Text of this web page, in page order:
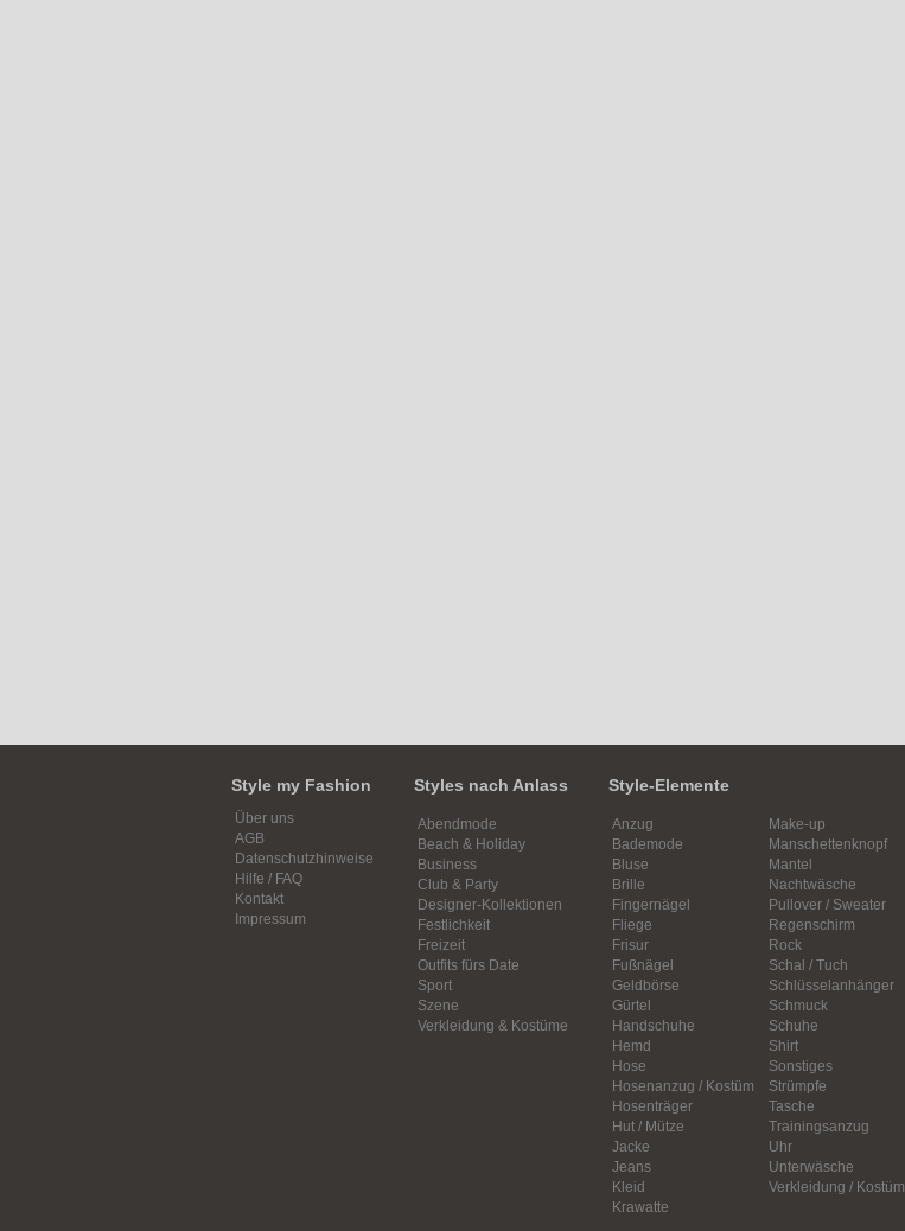
Style my Fashion
Über uns
AGB
Datenschutzhinweise
Hilfe / FAQ
Kontakt
Impressum
Styles nach Anlass
Abendmode
Beach & Holiday
Business
Club & Party
Designer-Kollektionen
Festlichkeit
Freizeit
Outfits fürs Date
Sport
Szene
Verkleidung & Kostüme
Style-Elemente
Anzug
Bademode
Bluse
Brille
Fingernägel
Fliege
Frisur
Fußnägel
Geldbörse
Gürtel
Handschuhe
Hemd
Hose
Hosenanzug / Kostüm
Hosenträger
Hut / Mütze
Jacke
Jeans
Kleid
Krawatte
Make-up
Manschettenknopf
Mantel
Nachtwäsche
Pullover / Sweater
Regenschirm
Rock
Schal / Tuch
Schlüsselanhänger
Schmuck
Schuhe
Shirt
Sonstiges
Strümpfe
Tasche
Trainingsanzug
Uhr
Unterwäsche
Verkleidung / Kostüm